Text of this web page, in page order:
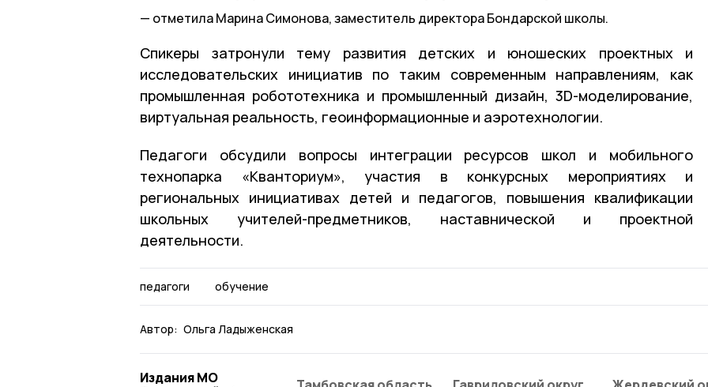
отметила Марина Симонова, заместитель директора Бондарской школы.
Спикеры затронули тему развития детских и юношеских проектных и
исследовательских инициатив по таким современным направлениям, как
промышленная робототехника и промышленный дизайн, 3D-моделирование,
виртуальная реальность, геоинформационные и аэротехнологии.
Педагоги обсудили вопросы интеграции ресурсов школ и мобильного
технопарка «Кванториум», участия в конкурсных мероприятиях и
региональных инициативах детей и педагогов, повышения квалификации
школьных учителей-предметников, наставнической и проектной
деятельности.
педагоги обучение
Автор: Ольга Ладыженская
Издания МО